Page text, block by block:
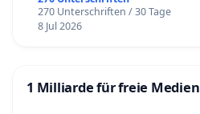
270 Unterschriften / 30 Tage
8 Jul 2026
1 Milliarde für freie Medien